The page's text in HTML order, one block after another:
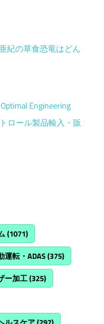
紀の草食恐竜はどん
Engineering
ロール製品輸入・販
(1071)
運転・ADAS(375)
ー加工(325)